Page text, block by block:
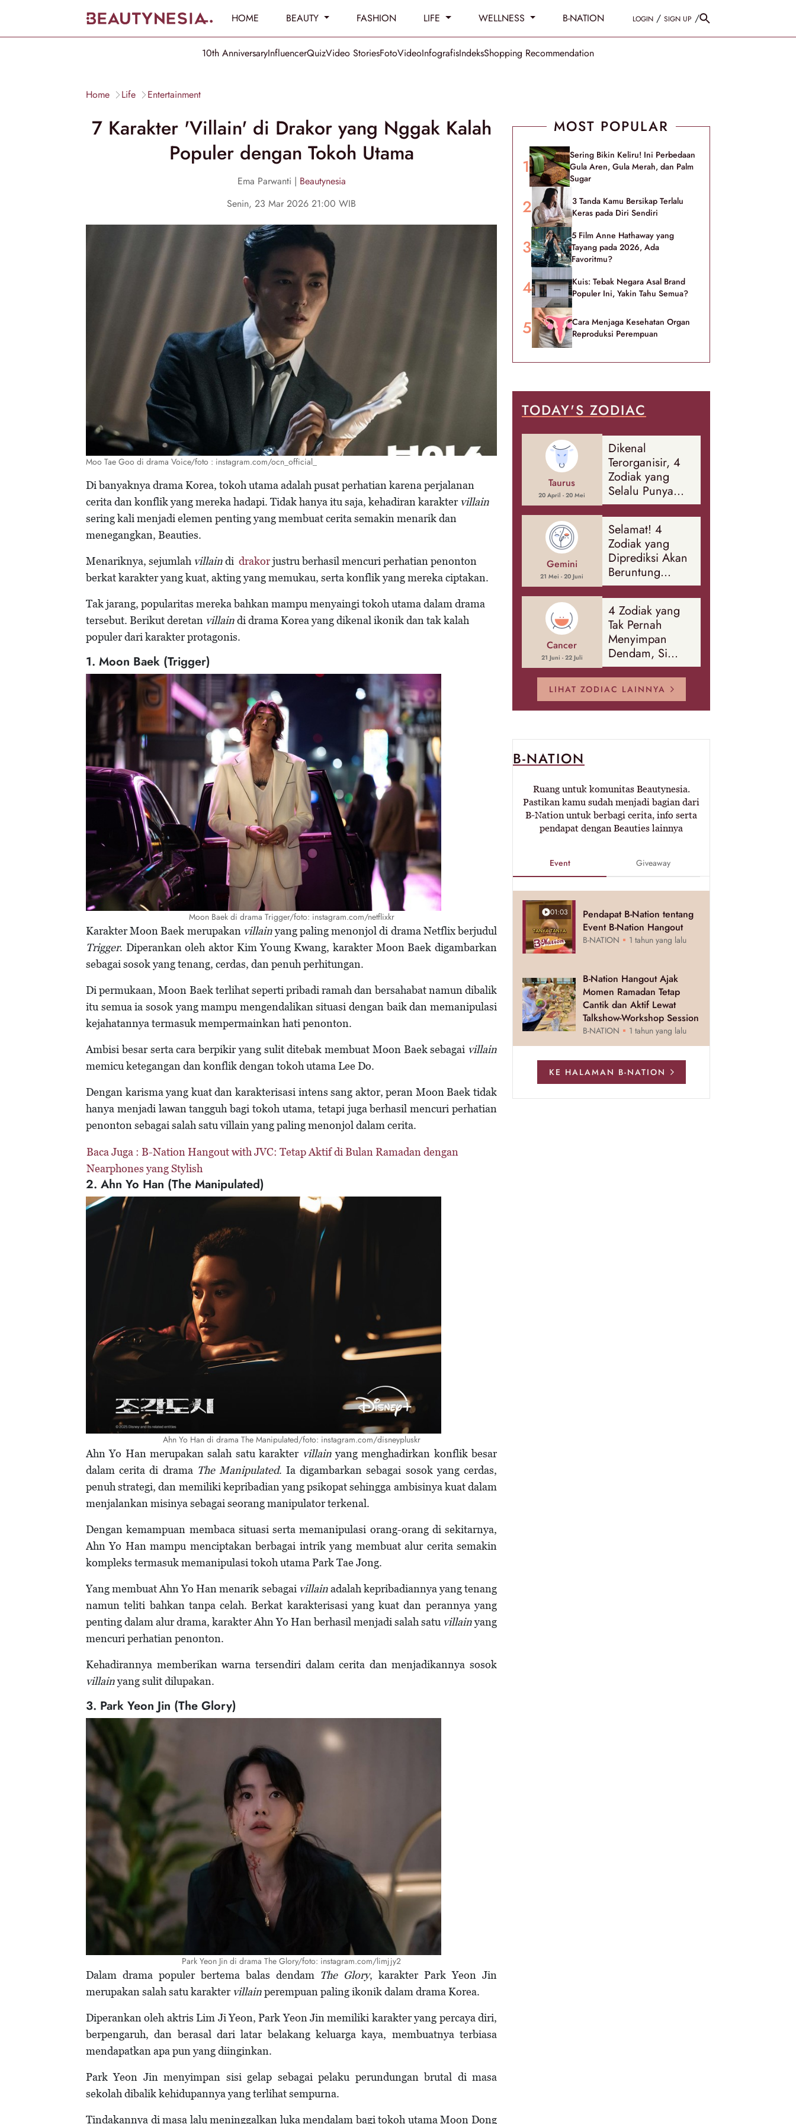
HOME BEAUTY FASHION LIFE WELLNESS B-NATION LOGIN / SIGN UP /
10th AnniversaryInfluencerQuizVideo StoriesFotoVideoInfografisIndeksShopping Recommendation
Home Life Entertainment
7 Karakter 'Villain' di Drakor yang Nggak Kalah
Populer dengan Tokoh Utama
Ema Parwanti | Beautynesia
Senin, 23 Mar 2026 21:00 WIB
Moo Tae Goo di drama Voice/foto : instagram.com/ocn_official_
Di banyaknya drama Korea, tokoh utama adalah pusat perhatian karena perjalanan
cerita dan konflik yang mereka hadapi. Tidak hanya itu saja, kehadiran karakter villain
sering kali menjadi elemen penting yang membuat cerita semakin menarik dan
menegangkan, Beauties.
Menariknya, sejumlah villaindi drakorjustru berhasil mencuri perhatian penonton
berkat karakter yang kuat, akting yang memukau, serta konflik yang mereka ciptakan.
Tak jarang, popularitas mereka bahkan mampu menyaingi tokoh utama dalam drama
tersebut. Berikut deretan villaindi drama Korea yang dikenal ikonik dan tak kalah
populer dari karakter protagonis.
1. Moon Baek (Trigger)
Moon Baek di drama Trigger/foto: instagram.com/netflixkr
Karakter Moon Baek merupakan villainyang paling menonjol di drama Netflix berjudul
Trigger. Diperankan oleh aktor Kim Young Kwang, karakter Moon Baek digambarkan
sebagai sosok yang tenang, cerdas, dan penuh perhitungan.
Di permukaan, Moon Baek terlihat seperti pribadi ramah dan bersahabat namun dibalik
itu semua ia sosok yang mampu mengendalikan situasi dengan baik dan memanipulasi
kejahatannya termasuk mempermainkan hati penonton.
Ambisi besar serta cara berpikir yang sulit ditebak membuat Moon Baek sebagai villain
memicu ketegangan dan konflik dengan tokoh utama Lee Do.
Dengan karisma yang kuat dan karakterisasi intens sang aktor, peran Moon Baek tidak
hanya menjadi lawan tangguh bagi tokoh utama, tetapi juga berhasil mencuri perhatian
penonton sebagai salah satu villain yang paling menonjol dalam cerita.
Baca Juga : B-Nation Hangout with JVC: Tetap Aktif di Bulan Ramadan dengan
Nearphones yang Stylish
2. Ahn Yo Han (The Manipulated)
Ahn Yo Han di drama The Manipulated/foto: instagram.com/disneypluskr
Ahn Yo Han merupakan salah satu karakter villainyang menghadirkan konflik besar
dalam cerita di drama The Manipulated. Ia digambarkan sebagai sosok yang cerdas,
penuh strategi, dan memiliki kepribadian yang psikopat sehingga ambisinya kuat dalam
menjalankan misinya sebagai seorang manipulator terkenal.
Dengan kemampuan membaca situasi serta memanipulasi orang-orang di sekitarnya,
Ahn Yo Han mampu menciptakan berbagai intrik yang membuat alur cerita semakin
kompleks termasuk memanipulasi tokoh utama Park Tae Jong.
Yang membuat Ahn Yo Han menarik sebagai villainadalah kepribadiannya yang tenang
namun teliti bahkan tanpa celah. Berkat karakterisasi yang kuat dan perannya yang
penting dalam alur drama, karakter Ahn Yo Han berhasil menjadi salah satu villainyang
mencuri perhatian penonton.
Kehadirannya memberikan warna tersendiri dalam cerita dan menjadikannya sosok
villainyang sulit dilupakan.
3. Park Yeon Jin (The Glory)
Park Yeon Jin di drama The Glory/foto: instagram.com/limjjy2
Dalam drama populer bertema balas dendam The Glory, karakter Park Yeon Jin
merupakan salah satu karakter villainperempuan paling ikonik dalam drama Korea.
Diperankan oleh aktris Lim Ji Yeon, Park Yeon Jin memiliki karakter yang percaya diri,
berpengaruh, dan berasal dari latar belakang keluarga kaya, membuatnya terbiasa
mendapatkan apa pun yang diinginkan.
Park Yeon Jin menyimpan sisi gelap sebagai pelaku perundungan brutal di masa
sekolah dibalik kehidupannya yang terlihat sempurna.
Tindakannya di masa lalu meninggalkan luka mendalam bagi tokoh utama Moon Dong
MOST POPULAR
Sering Bikin Keliru! Ini Perbedaan
Gula Aren, Gula Merah, dan Palm
Sugar
3 Tanda Kamu Bersikap Terlalu
Keras pada Diri Sendiri
5 Film Anne Hathaway yang
Tayang pada 2026, Ada
Favoritmu?
Kuis: Tebak Negara Asal Brand
Populer Ini, Yakin Tahu Semua?
Cara Menjaga Kesehatan Organ
Reproduksi Perempuan
TODAY'S ZODIAC
Taurus
20 April - 20 Mei
Dikenal
Terorganisir, 4
Zodiak yang
Selalu Punya
Rencana
Cadangan Soal
Banyak Hal
Gemini
21 Mei - 20 Juni
Selamat! 4
Zodiak yang
Diprediksi Akan
Beruntung
Sepanjang
Agustus 2026
Cancer
21 Juni - 22 Juli
4 Zodiak yang
Tak Pernah
Menyimpan
Dendam, Si
Paling Mudah
Memaafkan!
LIHAT ZODIAC LAINNYA
B-NATION
Ruang untuk komunitas Beautynesia.
Pastikan kamu sudah menjadi bagian dari
B-Nation untuk berbagi cerita, info serta
pendapat dengan Beauties lainnya
Event Giveaway
01:03
Pendapat B-Nation tentang
Event B-Nation Hangout
B-NATION 1 tahun yang lalu
B-Nation Hangout Ajak
Momen Ramadan Tetap
Cantik dan Aktif Lewat
Talkshow-Workshop Session
B-NATION 1 tahun yang lalu
KE HALAMAN B-NATION